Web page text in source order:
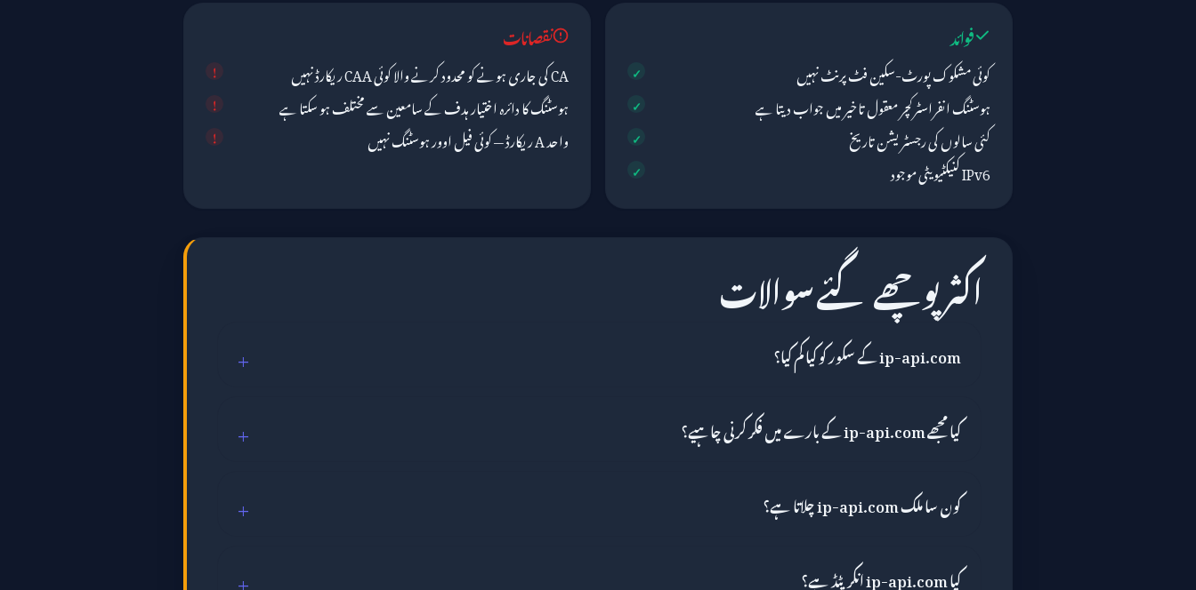
فوائد
کوئی مشکوک پورٹ-سکین فٹ پرنٹ نہیں
ہوسٹنگ انفراسٹرکچر معقول تاخیر میں جواب دیتا ہے
کئی سالوں کی رجسٹریشن تاریخ
IPv6 کنیکٹیویٹی موجود
نقصانات
CA کی جاری ہونے کو محدود کرنے والا کوئی CAA ریکارڈ نہیں
ہوسٹنگ کا دائرہ اختیار ہدف کے سامعین سے مختلف ہو سکتا ہے
واحد A ریکارڈ — کوئی فیل اوور ہوسٹنگ نہیں
اکثر پوچھے گئے سوالات
ip-api.com کے سکور کو کیا کم کیا؟
کیا مجھے ip-api.com کے بارے میں فکر کرنی چاہیے؟
کون سا ملک ip-api.com چلاتا ہے؟
کیا ip-api.com انکرپٹڈ ہے؟